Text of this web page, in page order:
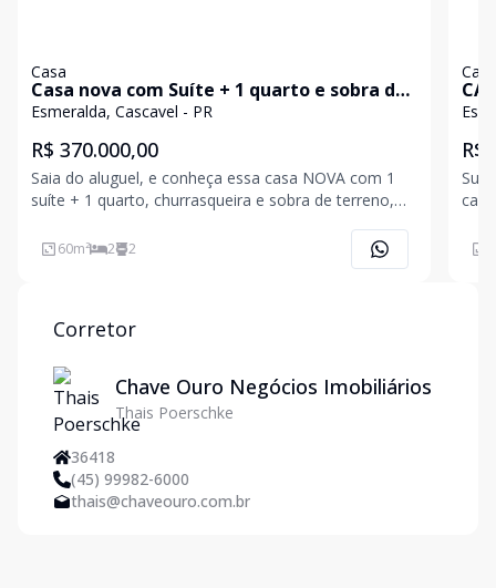
Casa
Casa nova com Suíte + 1 quarto e sobra de
terreno com churrasqueira
Esmeralda, Cascavel - PR
R$ 370.000,00
Saia do aluguel, e conheça essa casa NOVA com 1
suíte + 1 quarto, churrasqueira e sobra de terreno,
como parte de entrada (financia pelo MCMV) ?
Detalhes do Imóvel ?Área Construída: 60 m² bem
60m² 2 2
Casa
R$
Sua
casa própria!
Corretor
Chave Ouro Negócios Imobiliários
Thais Poerschke
36418
(45) 99982-6000
thais@chaveouro.com.br